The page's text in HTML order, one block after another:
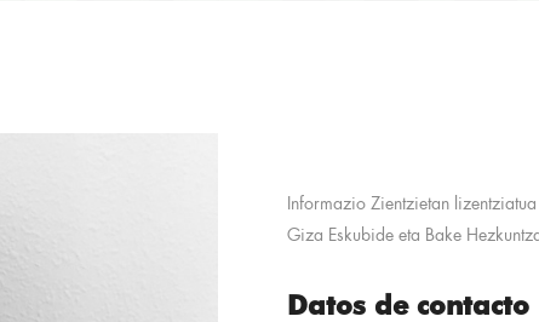
Informazio Zientzietan
Giza Eskubide eta Bake
Datos de contacto